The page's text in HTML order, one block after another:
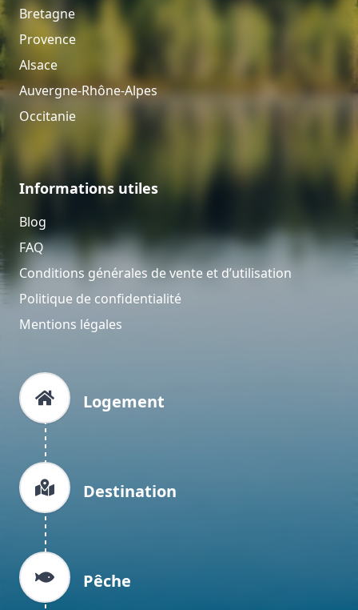
Bretagne
Provence
Alsace
Auvergne-Rhône-Alpes
Occitanie
Informations utiles
Blog
FAQ
Conditions générales de vente et d’utilisation
Politique de confidentialité
Mentions légales
Logement
Destination
Pêche